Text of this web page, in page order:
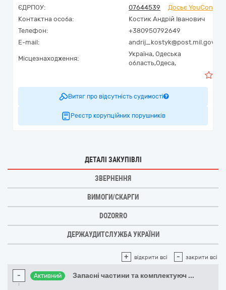
ЄДРПОУ:
07644539
Досьє YouControl
Контактна особа:
Костик Андрій Іванович
Телефон:
+380950792649
E-mail:
andrij_kostyk@post.mil.gov.ua
Місцезнаходження:
Україна, Одеська
область,Одеса,
Витяг про відсутність судимості
Реєстр корупційних порушників
ДЕТАЛІ ЗАКУПІВЛІ
ЗВЕРНЕННЯ
ВИМОГИ/СКАРГИ
DOZORRO
ДЕРЖАУДИТСЛУЖБА УКРАЇНИ
+ відкрити всі - закрити всі
- Активний Запасні частини та комплектуюч ...